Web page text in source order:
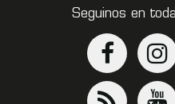
Seguinos en